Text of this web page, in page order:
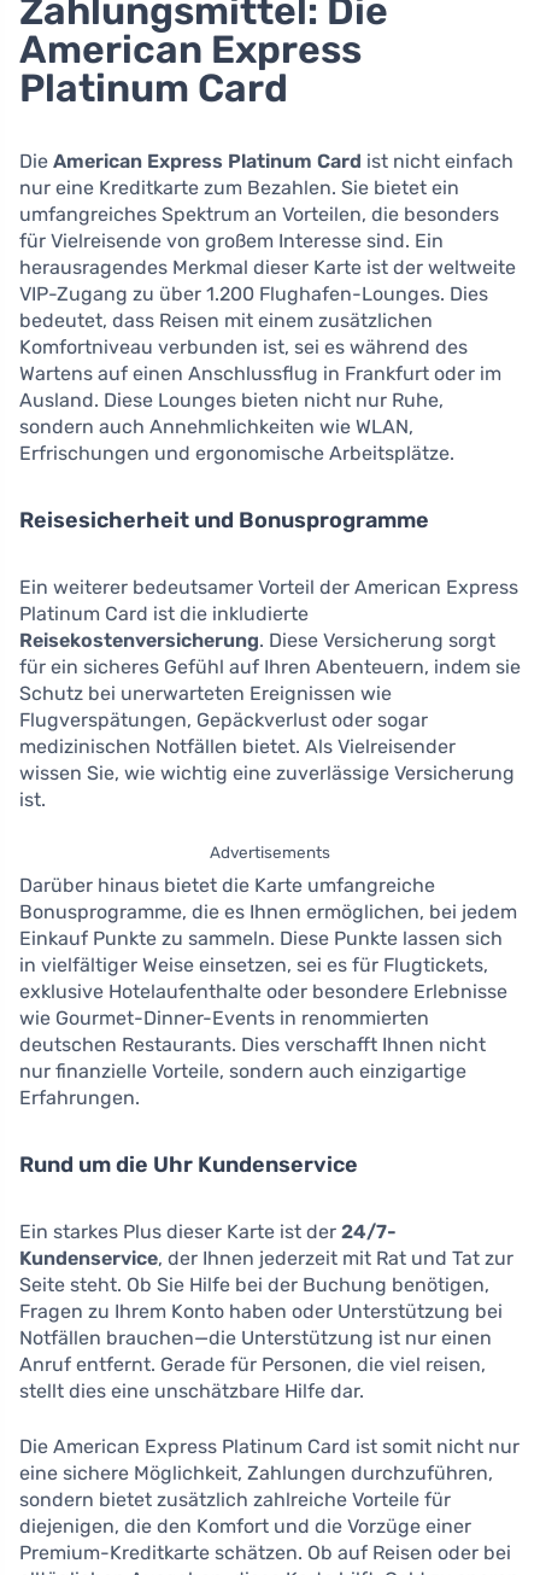
Zahlungsmittel: Die
American Express
Platinum Card
Die American Express Platinum Card ist nicht einfach
nur eine Kreditkarte zum Bezahlen. Sie bietet ein
umfangreiches Spektrum an Vorteilen, die besonders
für Vielreisende von großem Interesse sind. Ein
herausragendes Merkmal dieser Karte ist der weltweite
VIP-Zugang zu über 1.200 Flughafen-Lounges. Dies
bedeutet, dass Reisen mit einem zusätzlichen
Komfortniveau verbunden ist, sei es während des
Wartens auf einen Anschlussflug in Frankfurt oder im
Ausland. Diese Lounges bieten nicht nur Ruhe,
sondern auch Annehmlichkeiten wie WLAN,
Erfrischungen und ergonomische Arbeitsplätze.
Reisesicherheit und Bonusprogramme
Ein weiterer bedeutsamer Vorteil der American Express
Platinum Card ist die inkludierte
Reisekostenversicherung. Diese Versicherung sorgt
für ein sicheres Gefühl auf Ihren Abenteuern, indem sie
Schutz bei unerwarteten Ereignissen wie
Flugverspätungen, Gepäckverlust oder sogar
medizinischen Notfällen bietet. Als Vielreisender
wissen Sie, wie wichtig eine zuverlässige Versicherung
ist.
Advertisements
Darüber hinaus bietet die Karte umfangreiche
Bonusprogramme, die es Ihnen ermöglichen, bei jedem
Einkauf Punkte zu sammeln. Diese Punkte lassen sich
in vielfältiger Weise einsetzen, sei es für Flugtickets,
exklusive Hotelaufenthalte oder besondere Erlebnisse
wie Gourmet-Dinner-Events in renommierten
deutschen Restaurants. Dies verschafft Ihnen nicht
nur finanzielle Vorteile, sondern auch einzigartige
Erfahrungen.
Rund um die Uhr Kundenservice
Ein starkes Plus dieser Karte ist der 24/7-
Kundenservice, der Ihnen jederzeit mit Rat und Tat zur
Seite steht. Ob Sie Hilfe bei der Buchung benötigen,
Fragen zu Ihrem Konto haben oder Unterstützung bei
Notfällen brauchen—die Unterstützung ist nur einen
Anruf entfernt. Gerade für Personen, die viel reisen,
stellt dies eine unschätzbare Hilfe dar.
Die American Express Platinum Card ist somit nicht nur
eine sichere Möglichkeit, Zahlungen durchzuführen,
sondern bietet zusätzlich zahlreiche Vorteile für
diejenigen, die den Komfort und die Vorzüge einer
Premium-Kreditkarte schätzen. Ob auf Reisen oder bei